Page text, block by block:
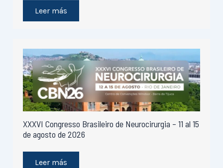
Leer más
XXXVI Congresso Brasileiro de Neurocirurgia – 11 al 15
de agosto de 2026
Leer más